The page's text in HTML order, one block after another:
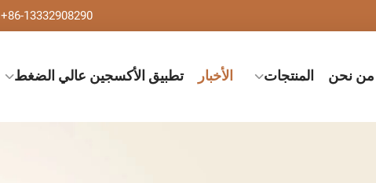
+86-13332908290
من نحن المنتجات الأخبار تطبيق الأكسجين عالي الضغط